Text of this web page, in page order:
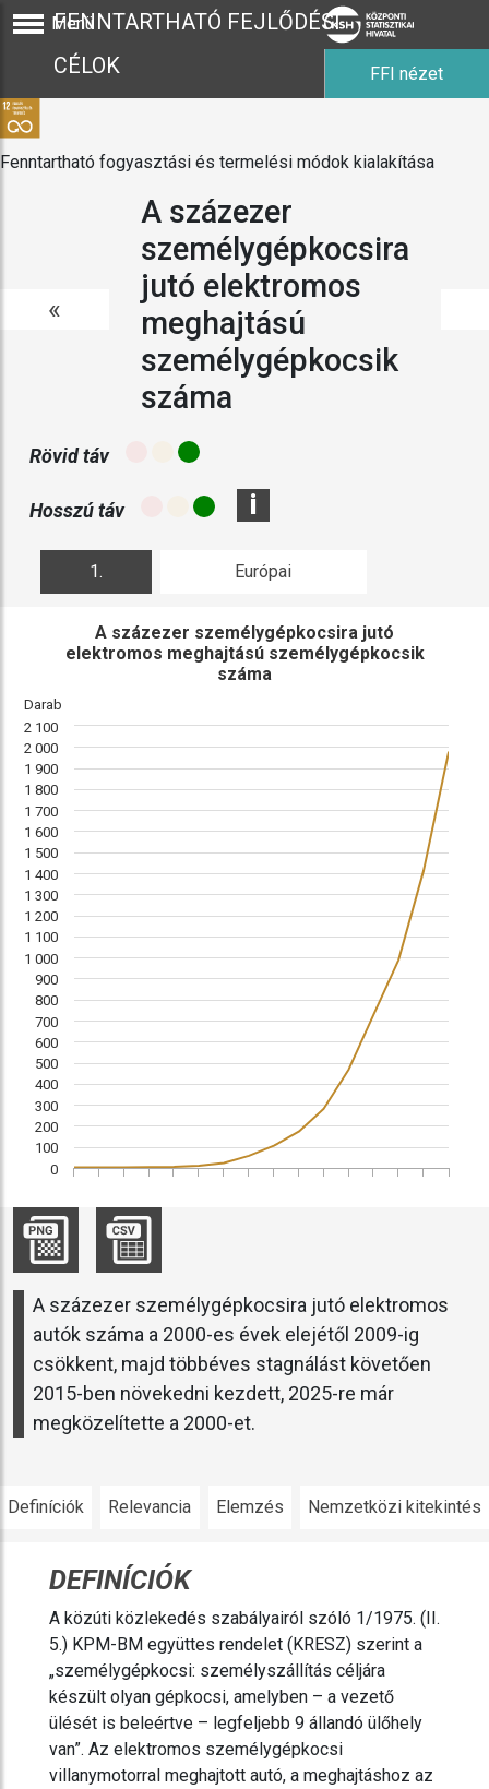
Menü
FENNTARTHATÓ FEJLŐDÉSI
CÉLOK
FFI nézet
Fenntartható fogyasztási és termelési módok kialakítása
«
A százezer
személygépkocsira
jutó elektromos
meghajtású
személygépkocsik
száma
Rövid táv
Hosszú táv i
1. Európai
Darab
A százezer személygépkocsira jutó
elektromos meghajtású személygépkocsik
száma
0
100
200
300
400
500
600
700
800
900
1 000
1 100
1 200
1 300
1 400
1 500
1 600
1 700
1 800
1 900
2 000
2 100
A százezer személygépkocsira jutó elektromos
autók száma a 2000-es évek elejétől 2009-ig
csökkent, majd többéves stagnálást követően
2015-ben növekedni kezdett, 2025-re már
megközelítette a 2000-et.
Definíciók Relevancia Elemzés Nemzetközi kitekintés
DEFINÍCIÓK
A közúti közlekedés szabályairól szóló 1/1975. (II.
5.) KPM-BM együttes rendelet (KRESZ) szerint a
„személygépkocsi: személyszállítás céljára
készült olyan gépkocsi, amelyben – a vezető
ülését is beleértve – legfeljebb 9 állandó ülőhely
van”. Az elektromos személygépkocsi
villanymotorral meghajtott autó, a meghajtáshoz az